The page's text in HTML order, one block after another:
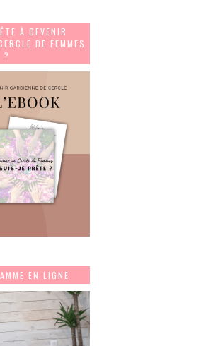
À DEVENIR
DE FEMMES
?
EN LIGNE